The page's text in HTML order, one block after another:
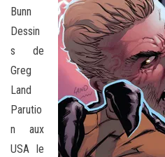
Bunn
Dessin
s de
Greg
Land
Parutio
n aux
USA le